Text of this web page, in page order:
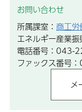
お問い合わせ
所属課室： 商工
エネルギー産業振
電話番号：043-
ファックス番号